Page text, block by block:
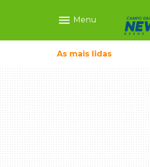
menu Menu
As mais lidas
em sequestro de bebê na Capital